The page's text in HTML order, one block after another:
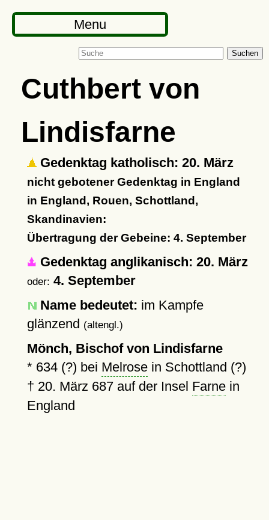
Menu
Suchen
Cuthbert von
Lindisfarne
Gedenktag katholisch: 20. März
nicht gebotener Gedenktag in England
in England, Rouen, Schottland,
Skandinavien:
Übertragung der Gebeine: 4. September
Gedenktag anglikanisch: 20. März
oder: 4. September
Name bedeutet: im Kampfe
glänzend (altengl.)
Mönch, Bischof von Lindisfarne
* 634 (?) bei Melrosein Schottland (?)
† 20. März 687auf der Insel Farnein
England